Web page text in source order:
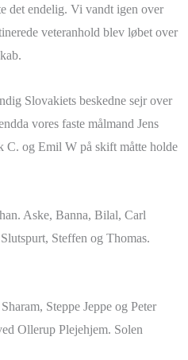
det endelig. Vi vandt igen over
veteranhold blev løbet over
Slovakiets beskedne sejr over
vores faste målmand Jens
C. og Emil W på skift måtte holde
Aske, Banna, Bilal, Carl
Steffen og Thomas.
Steppe Jeppe og Peter
Ollerup Plejehjem. Solen